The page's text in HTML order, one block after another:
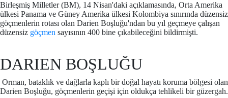
Birleşmiş Milletler (BM), 14 Nisan'daki açıklamasında, Orta Amerika
ülkesi Panama ve Güney Amerika ülkesi Kolombiya sınırında düzensiz
göçmenlerin rotası olan Darien Boşluğu'ndan bu yıl geçmeye çalışan
düzensiz göçmen sayısının 400 bine çıkabileceğini bildirmişti.
DARIEN BOŞLUĞU
Orman, bataklık ve dağlarla kaplı bir doğal hayatı koruma bölgesi olan
Darien Boşluğu, göçmenlerin geçişi için oldukça tehlikeli bir güzergah.